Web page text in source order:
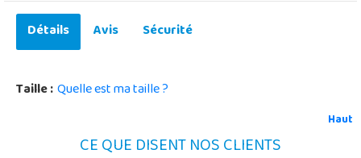
Détails Avis Sécurité
Taille :Quelle est ma taille ?
Haut
CE QUE DISENT NOS CLIENTS